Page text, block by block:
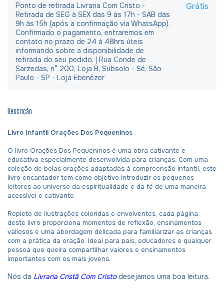
Ponto de retirada Livraria Com Cristo -
Retirada de SEG à SEX das 9 às 17h - SAB das
9h às 15h (após a confirmação via WhatsApp).
Confirmado o pagamento, entraremos em
contato no prazo de 24 à 48hrs úteis
informando sobre a disponibilidade de
retirada do seu pedido. | Rua Conde de
Sarzedas, n° 200, Loja B, Subsolo - Sé, São
Paulo - SP - Loja Ebenézer
Grátis
Descrição
Livro Infantil Orações Dos Pequeninos
O livro Orações Dos Pequeninos é uma obra cativante e
educativa especialmente desenvolvida para crianças. Com uma
coleção de belas orações adaptadas à compreensão infantil, este
livro encantador tem como objetivo introduzir os pequenos
leitores ao universo da espiritualidade e da fé de uma maneira
acessível e cativante.
Repleto de ilustrações coloridas e envolventes, cada página
deste livro proporciona momentos de reflexão, ensinamentos
valiosos e uma abordagem delicada para familiarizar as crianças
com a prática da oração. Ideal para pais, educadores e qualquer
pessoa que queira compartilhar valores e ensinamentos
importantes com os mais jovens.
Nós da Livraria Cristã Com Cristodesejamos uma boa leitura.